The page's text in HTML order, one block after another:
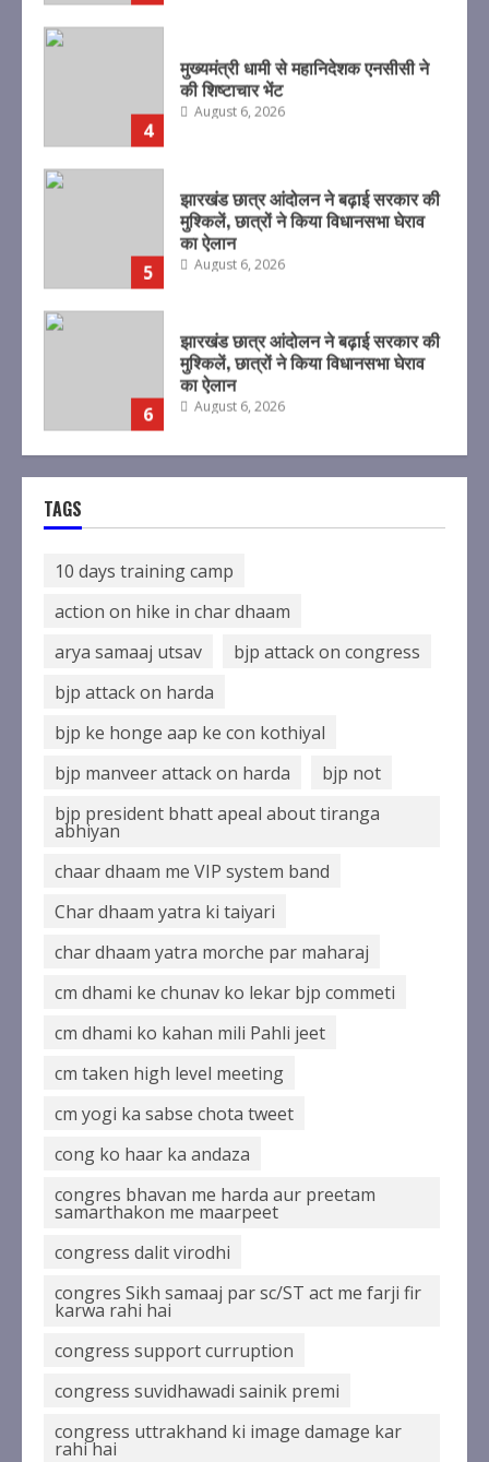
5
झारखंड छात्र आंदोलन ने बढ़ाई सरकार की
मुश्किलें, छात्रों ने किया विधानसभा घेराव
का ऐलान
August 6, 2026
6
झारखंड छात्र आंदोलन ने बढ़ाई सरकार की
मुश्किलें, छात्रों ने किया विधानसभा घेराव
का ऐलान
August 6, 2026
7
एलआईसी के ओएफएस को जबरदस्त
रिस्पॉन्स, सरकार को मिले 31,552 करोड़
रुपये
August 6, 2026
1
जिलाधिकारी द्वारा गठित जांच समिति ने
एकत्रित
2
संतों का मिला आशीर्वाद
August 6, 2026
तीलू रौतेली पुरस्कार के लिए 13 वीरांगनाओं
का चयन- रेखा आर्या
August 6, 2026
4
मुख्यमंत्री धामी से महानिदेशक एनसीसी ने
की शिष्टाचार भेंट
August 6, 2026
5
झारखंड छात्र आंदोलन ने बढ़ाई सरकार की
मुश्किलें, छात्रों ने किया विधानसभा घेराव
August 6, 2026
TAGS
10 days training camp
action on hike in char dhaam
arya samaaj utsav
bjp attack on congress
bjp attack on harda
bjp ke honge aap ke con kothiyal
bjp manveer attack on harda
bjp not
bjp president bhatt apeal about tiranga
abhiyan
chaar dhaam me VIP system band
Char dhaam yatra ki taiyari
char dhaam yatra morche par maharaj
cm dhami ke chunav ko lekar bjp commeti
cm dhami ko kahan mili Pahli jeet
cm taken high level meeting
cm yogi ka sabse chota tweet
cong ko haar ka andaza
congres bhavan me harda aur preetam
samarthakon me maarpeet
congress dalit virodhi
congres Sikh samaaj par sc/ST act me farji fir
karwa rahi hai
congress support curruption
congress suvidhawadi sainik premi
congress uttrakhand ki image damage kar
rahi hai